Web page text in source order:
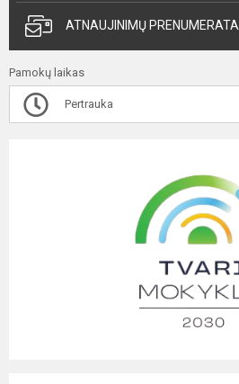
ATNAUJINIMŲ PRENUMERATA
Pamokų laikas
Pertrauka